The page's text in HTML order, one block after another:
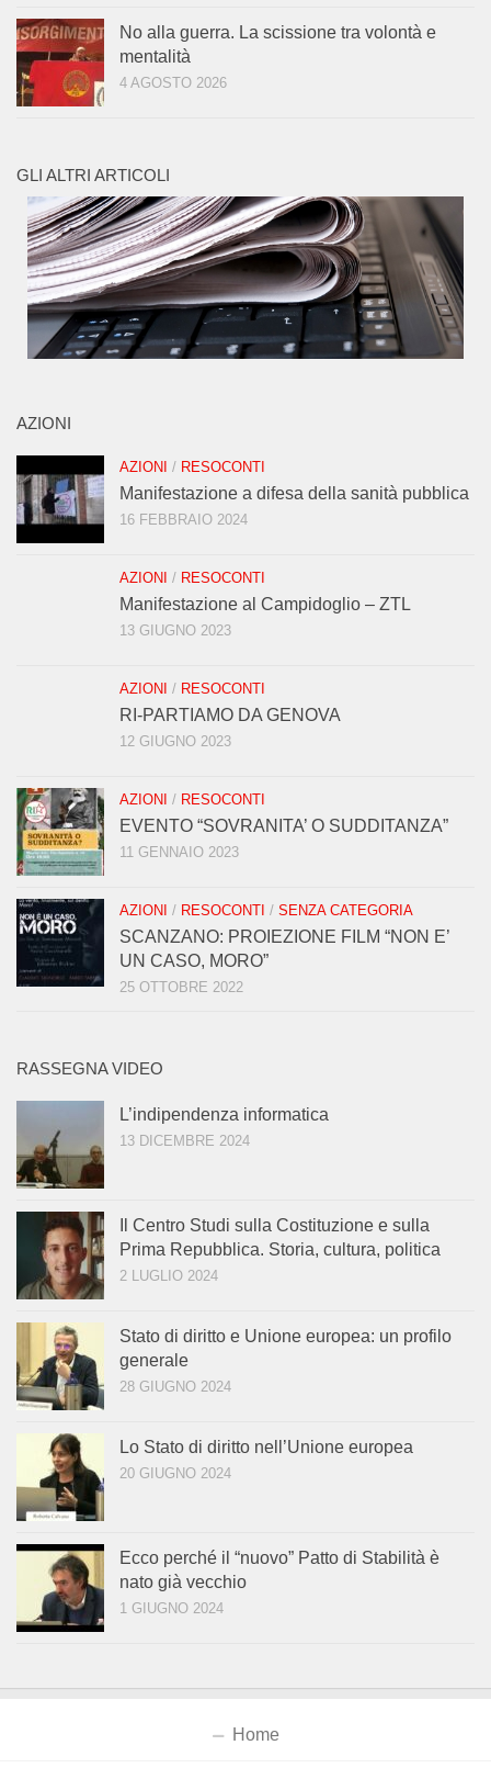
No alla guerra. La scissione tra volontà e
mentalità
4 AGOSTO 2026
GLI ALTRI ARTICOLI
AZIONI
AZIONI / RESOCONTI
Manifestazione a difesa della sanità pubblica
16 FEBBRAIO 2024
AZIONI / RESOCONTI
Manifestazione al Campidoglio – ZTL
13 GIUGNO 2023
AZIONI / RESOCONTI
RI-PARTIAMO DA GENOVA
12 GIUGNO 2023
AZIONI / RESOCONTI
EVENTO “SOVRANITA’ O SUDDITANZA”
11 GENNAIO 2023
AZIONI / RESOCONTI / SENZA CATEGORIA
SCANZANO: PROIEZIONE FILM “NON E’
UN CASO, MORO”
25 OTTOBRE 2022
RASSEGNA VIDEO
L’indipendenza informatica
13 DICEMBRE 2024
Il Centro Studi sulla Costituzione e sulla
Prima Repubblica. Storia, cultura, politica
2 LUGLIO 2024
Stato di diritto e Unione europea: un profilo
generale
28 GIUGNO 2024
Lo Stato di diritto nell’Unione europea
20 GIUGNO 2024
Ecco perché il “nuovo” Patto di Stabilità è
nato già vecchio
1 GIUGNO 2024
Home